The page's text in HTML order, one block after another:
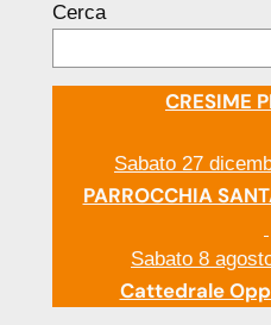
Cerca
CRESIME
Sabato 27
PARROCCHIA
Sabato 8
Cattedrale